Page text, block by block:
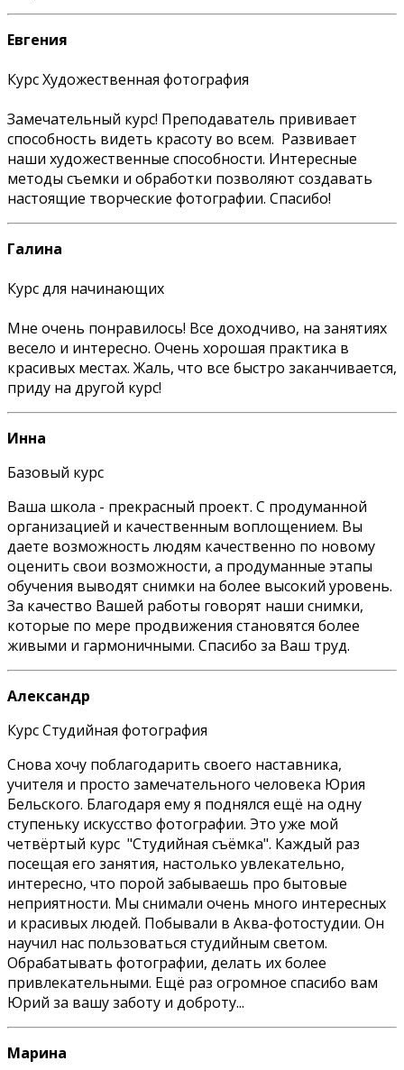
Евгения
Курс Художественная фотография
Замечательный курс! Преподаватель прививает
способность видеть красоту во всем. Развивает
наши художественные способности. Интересные
методы съемки и обработки позволяют создавать
настоящие творческие фотографии. Спасибо!
Галина
Курс для начинающих
Мне очень понравилось! Все доходчиво, на занятиях
весело и интересно. Очень хорошая практика в
красивых местах. Жаль, что все быстро заканчивается,
приду на другой курс!
Инна
Базовый курс
Ваша школа - прекрасный проект. С продуманной
организацией и качественным воплощением. Вы
даете возможность людям качественно по новому
оценить свои возможности, а продуманные этапы
обучения выводят снимки на более высокий уровень.
За качество Вашей работы говорят наши снимки,
которые по мере продвижения становятся более
живыми и гармоничными. Спасибо за Ваш труд.
Александр
Курс Студийная фотография
Снова хочу поблагодарить своего наставника,
учителя и просто замечательного человека Юрия
Бельского. Благодаря ему я поднялся ещё на одну
ступеньку искусство фотографии. Это уже мой
четвёртый курс "Студийная съёмка". Каждый раз
посещая его занятия, настолько увлекательно,
интересно, что порой забываешь про бытовые
неприятности. Мы снимали очень много интересных
и красивых людей. Побывали в Аква-фотостудии. Он
научил нас пользоваться студийным светом.
Обрабатывать фотографии, делать их более
привлекательными. Ещё раз огромное спасибо вам
Юрий за вашу заботу и доброту...
Марина